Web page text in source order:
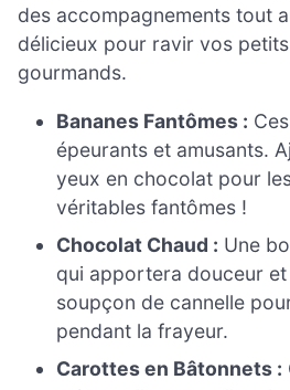
des accompagnements tout
délicieux pour ravir vos
gourmands.
Bananes Fantômes :
épeurants et amusants.
yeux en chocolat pour
véritables fantômes !
Chocolat Chaud : Une
qui apportera douceur
soupçon de cannelle
pendant la frayeur.
Carottes en Bâtonnets :